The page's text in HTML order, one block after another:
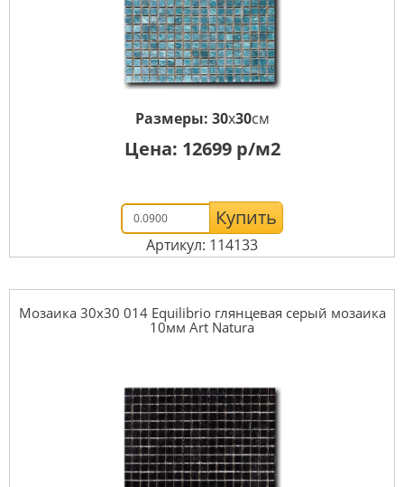
Размеры: 30x30см
Цена: 12699р/м2
Купить
Артикул: 114133
Мозаика 30x30 014 Equilibrio глянцевая серый мозаика
10мм Art Natura